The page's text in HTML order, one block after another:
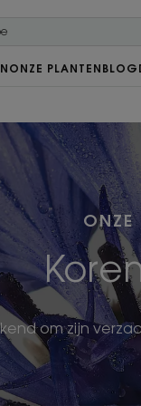
ONZE PLANTEN BLOG
ONZE
om zijn